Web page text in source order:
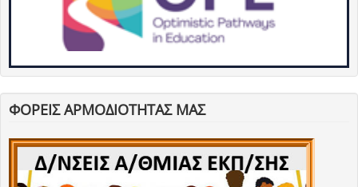
ΦΟΡΕΙΣ ΑΡΜΟΔΙΟΤΗΤΑΣ ΜΑΣ